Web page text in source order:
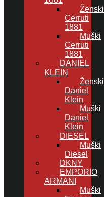
Ženski
Cerruti
1881
Muški
Cerruti
1881
DANIEL
KLEIN
Ženski
Daniel
Klein
Muški
Daniel
Klein
DIESEL
Muški
Diesel
DKNY
EMPORIO
ARMANI
Muški